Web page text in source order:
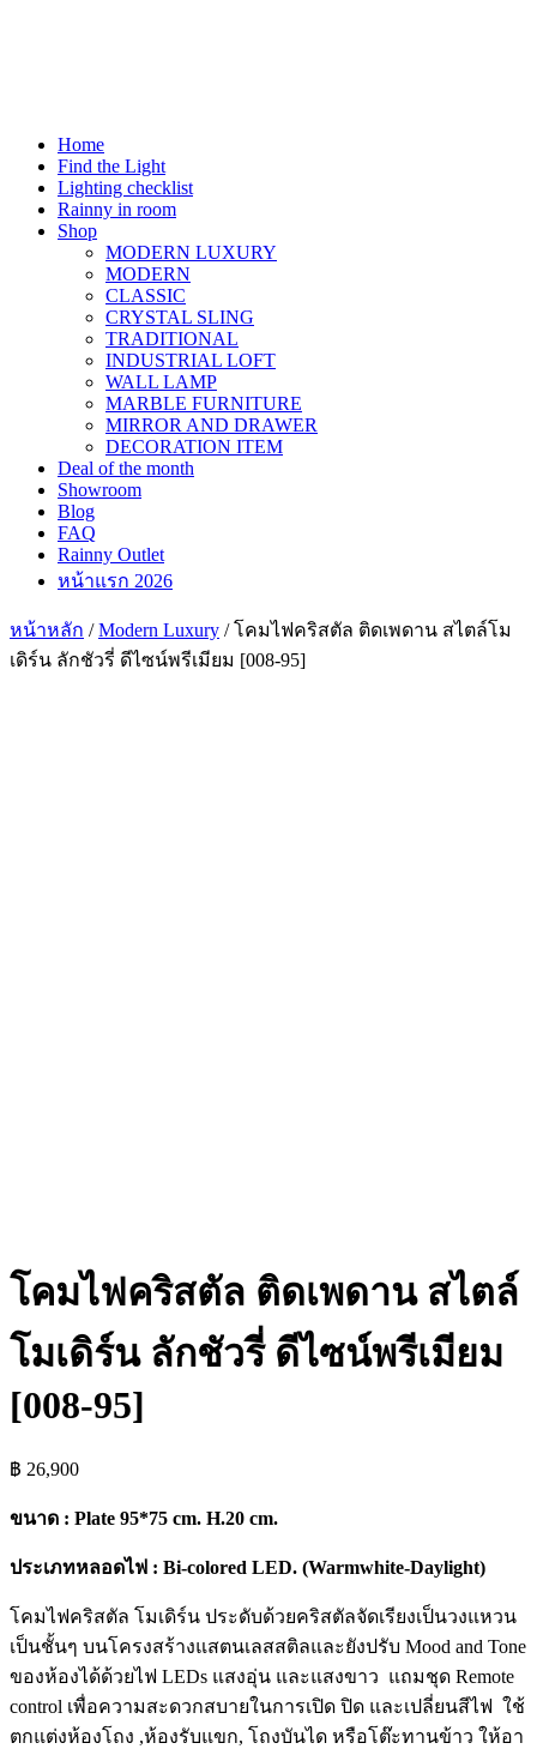
Home
Find the Light
Lighting checklist
Rainny in room
Shop
MODERN LUXURY
MODERN
CLASSIC
CRYSTAL SLING
TRADITIONAL
INDUSTRIAL LOFT
WALL LAMP
MARBLE FURNITURE
MIRROR AND DRAWER
DECORATION ITEM
Deal of the month
Showroom
Blog
FAQ
Rainny Outlet
หน้าแรก 2026
หน้าหลัก /Modern Luxury / โคมไฟคริสตัล ติดเพดาน สไตล์โม
เดิร์น ลักชัวรี่ ดีไซน์พรีเมียม [008-95]
โคมไฟคริสตัล ติดเพดาน สไตล์
โมเดิร์น ลักชัวรี่ ดีไซน์พรีเมียม
[008-95]
฿ 26,900
ขนาด : Plate 95*75 cm. H.20 cm.
ประเภทหลอดไฟ : Bi-colored LED. (Warmwhite-Daylight)
โคมไฟคริสตัล โมเดิร์น ประดับด้วยคริสตัลจัดเรียงเป็นวงแหวน
เป็นชั้นๆ บนโครงสร้างแสตนเลสสติลและยังปรับ Mood and Tone
ของห้องได้ด้วยไฟ LEDs แสงอุ่น และแสงขาว แถมชุด Remote
control เพื่อความสะดวกสบายในการเปิด ปิด และเปลี่ยนสีไฟ ใช้
ตกแต่งห้องโถง ,ห้องรับแขก, โถงบันได หรือโต๊ะทานข้าว ให้อา